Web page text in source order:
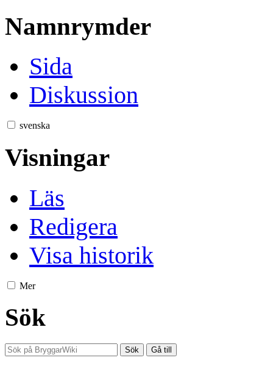
Namnrymder
Sida
Diskussion
svenska
Visningar
Läs
Redigera
Visa historik
Mer
Sök